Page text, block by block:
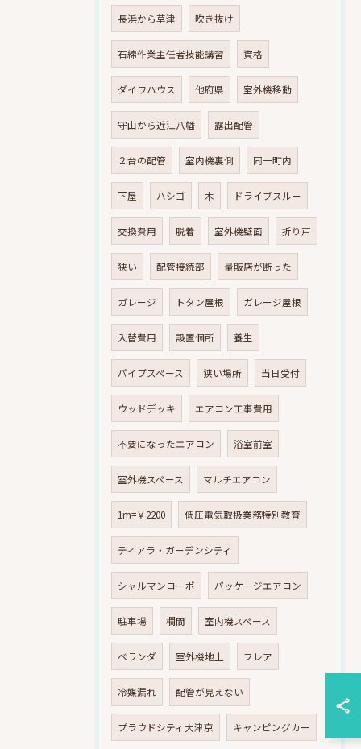
長浜から草津 吹き抜け
石綿作業主任者技能講習 資格
ダイワハウス 他府県 室外機移動
守山から近江八幡 露出配管
２台の配管 室内機裏側 同一町内
下屋 ハシゴ 木 ドライブスルー
交換費用 脱着 室外機壁面 折り戸
狭い 配管接続部 量販店が断った
ガレージ トタン屋根 ガレージ屋根
入替費用 設置個所 養生
パイプスペース 狭い場所 当日受付
ウッドデッキ エアコン工事費用
不要になったエアコン 浴室前室
室外機スペース マルチエアコン
1m=￥2200 低圧電気取扱業務特別教育
ティアラ・ガーデンシティ
シャルマンコーポ パッケージエアコン
駐車場 欄間 室内機スペース
ベランダ 室外機地上 フレア
冷媒漏れ 配管が見えない
プラウドシティ大津京 キャンピングカー